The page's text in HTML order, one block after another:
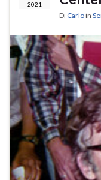
2021
Di Carloin